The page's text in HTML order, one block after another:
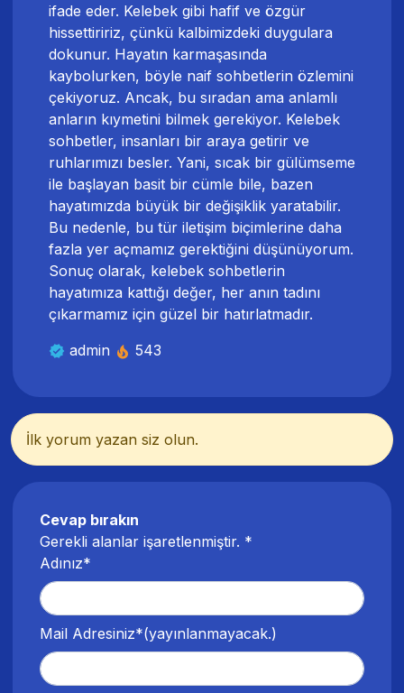
ifade eder. Kelebek gibi hafif ve özgür
hissettiririz, çünkü kalbimizdeki duygulara
dokunur. Hayatın karmaşasında
kaybolurken, böyle naif sohbetlerin özlemini
çekiyoruz. Ancak, bu sıradan ama anlamlı
anların kıymetini bilmek gerekiyor. Kelebek
sohbetler, insanları bir araya getirir ve
ruhlarımızı besler. Yani, sıcak bir gülümseme
ile başlayan basit bir cümle bile, bazen
hayatımızda büyük bir değişiklik yaratabilir.
Bu nedenle, bu tür iletişim biçimlerine daha
fazla yer açmamız gerektiğini düşünüyorum.
Sonuç olarak, kelebek sohbetlerin
hayatımıza kattığı değer, her anın tadını
çıkarmamız için güzel bir hatırlatmadır.
admin
543
İlk yorum yazan siz olun.
Cevap bırakın
Gerekli alanlar işaretlenmiştir. *
Adınız*
Mail Adresiniz*(yayınlanmayacak.)